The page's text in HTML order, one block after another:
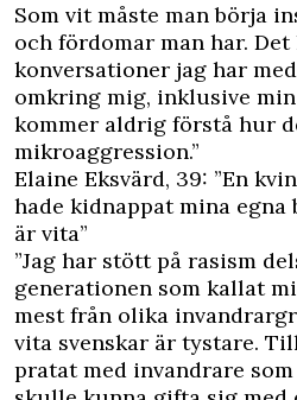
Som vit måste man börja
och fördomar man har. Det
konversationer jag har
omkring mig, inklusive
kommer aldrig förstå hur
mikroaggression.”
Elaine Eksvärd, 39: ”En
hade kidnappat mina egna
är vita”
”Jag har stött på rasism
generationen som kallat
mest från olika
vita svenskar är tystare.
pratat med invandrare